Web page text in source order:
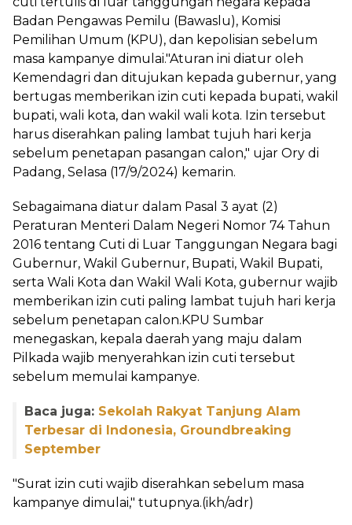
Badan Pengawas Pemilu (Bawaslu), Komisi
Pemilihan Umum (KPU), dan kepolisian sebelum
masa kampanye dimulai."Aturan ini diatur oleh
Kemendagri dan ditujukan kepada gubernur, yang
bertugas memberikan izin cuti kepada bupati, wakil
bupati, wali kota, dan wakil wali kota. Izin tersebut
harus diserahkan paling lambat tujuh hari kerja
sebelum penetapan pasangan calon," ujar Ory di
Padang, Selasa (17/9/2024) kemarin.
Sebagaimana diatur dalam Pasal 3 ayat (2)
Peraturan Menteri Dalam Negeri Nomor 74 Tahun
2016 tentang Cuti di Luar Tanggungan Negara bagi
Gubernur, Wakil Gubernur, Bupati, Wakil Bupati,
serta Wali Kota dan Wakil Wali Kota, gubernur wajib
memberikan izin cuti paling lambat tujuh hari kerja
sebelum penetapan calon.KPU Sumbar
menegaskan, kepala daerah yang maju dalam
Pilkada wajib menyerahkan izin cuti tersebut
sebelum memulai kampanye.
Baca juga: Sekolah Rakyat Tanjung Alam
Terbesar di Indonesia, Groundbreaking
September
"Surat izin cuti wajib diserahkan sebelum masa
kampanye dimulai," tutupnya.(ikh/adr)